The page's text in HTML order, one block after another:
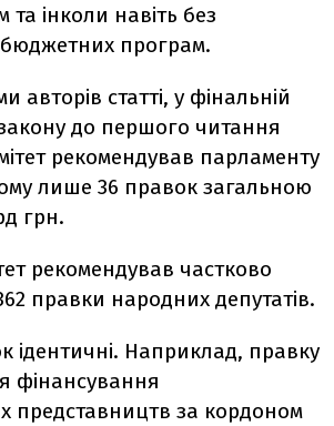
та інколи навіть без
програм.
авторів статті, у фінальній
закону до першого читання
рекомендував парламенту
лише 36 правок загальною
грн.
рекомендував частково
правки народних депутатів.
ідентичні. Наприклад, правку
фінансування
представництв за кордоном